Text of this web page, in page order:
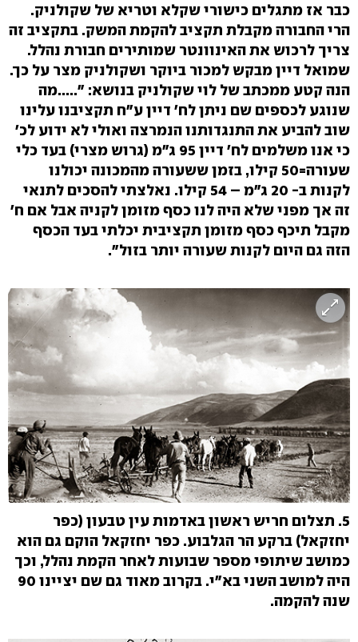
כבר אז מתגלים כישורי שקלא וטריא של שקולניק.
הרי החבורה מקבלת תקציב להקמת המשק. בתקציב זה
צריך לרכוש את האינוונטר שמותירים חבורת נהלל.
שמואל דיין מבקש למכור ביוקר ושקולניק מצר על כך.
הנה קטע ממכתב של לוי שקולניק בנושא: ".....מה
שנוגע לכספים שם ניתן לח' דיין ע"ח תקציבנו עלינו
שוב להביע את התנגדותנו הנמרצה ואולי לא ידוע לכ'
כי אנו משלמים לח' דיין 95 ג"מ (גרוש מצרי) בעד כלי
שעורה=50 קילו, בזמן ששעורה מהמכונה יכולנו
לקנות ב- 20 ג"מ – 54 קילו. נאלצתי להסכים לתנאי
זה אך מפני שלא היה לנו כסף מזומן לקניה אבל אם ח'
מקבל תיכף כסף מזומן תקציבית יכלתי בעד הכסף
הזה גם היום לקנות שעורה יותר בזול".
5. תצלום חריש ראשון באדמות עין טבעון (כפר
יחזקאל) ברקע הר הגלבוע. כפר יחזקאל הוקם גם הוא
כמושב שיתופי מספר שבועות לאחר הקמת נהלל, וכך
היה למושב השני בא"י. בקרוב מאוד גם שם יציינו 90
שנה להקמה.